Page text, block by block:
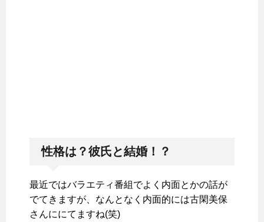
性格は？彼氏と結婚！？
最近ではバラエティ番組でよく内面とかの話が
でてきますが、なんとなく内面的には古閑美保
さんににてますね(笑)